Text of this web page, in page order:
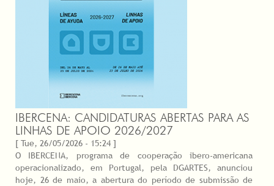
IBERCENA: CANDIDATURAS ABERTAS PARA AS
LINHAS DE APOIO 2026/2027
[ Tue, 26/05/2026 - 15:24 ]
O IBERCENA, programa de cooperação ibero-americana
operacionalizado, em Portugal, pela DGARTES, anunciou
hoje, 26 de maio, a abertura do período de submissão de